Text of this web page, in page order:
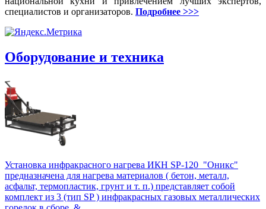
специалистов и организаторов. Подробнее >>>
Оборудование и техника
Установка инфракрасного нагрева ИКН SP-120 "Оникс"
предназначена для нагрева материалов ( бетон, металл,
асфальт, термопластик, грунт и т. п.) представляет собой
комплект из 3 (тип SP ) инфракрасных газовых металлических